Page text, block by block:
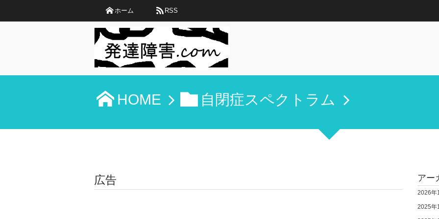
ホーム RSS
HOME 自閉症スペクトラム
広告 アー
2026年
2025年